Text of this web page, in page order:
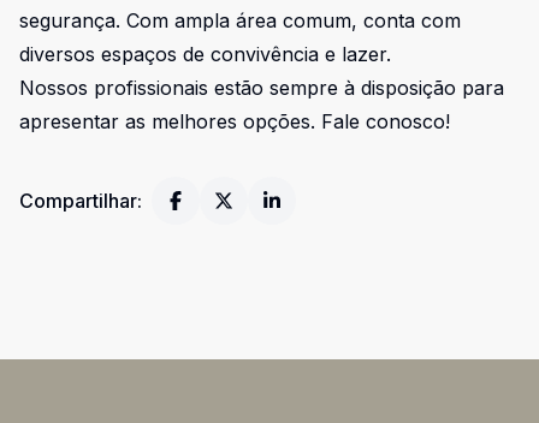
segurança. Com ampla área comum, conta com
diversos espaços de convivência e lazer.
Nossos profissionais estão sempre à disposição para
apresentar as melhores opções. Fale conosco!
Compartilhar: